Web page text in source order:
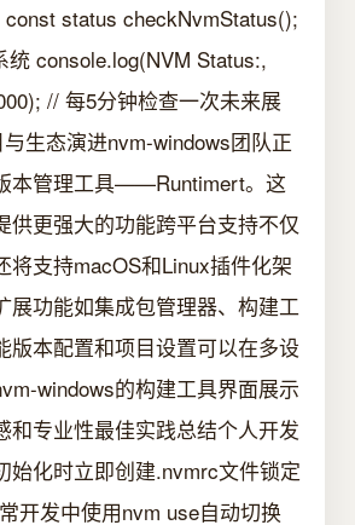
status checkNvmStatus();
统 console.log(NVM Status:,
// 每5分钟检查一次未来展
生态演进nvm-windows团队正
本管理工具——Runtimert。这
供更强大的功能跨平台支持不仅
将支持macOS和Linux插件化架
展功能如集成包管理器、构建工
版本配置和项目设置可以在多设
windows的构建工具界面展示
和专业性最佳实践总结个人开发
始化时立即创建.nvmrc文件锁定
开发中使用nvm use自动切换